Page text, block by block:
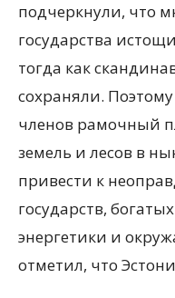
подчеркнули, что
государства
тогда как
сохраняли.
членов рамочный
земель и лесов в
привести к
государств,
энергетики и
отметил, что